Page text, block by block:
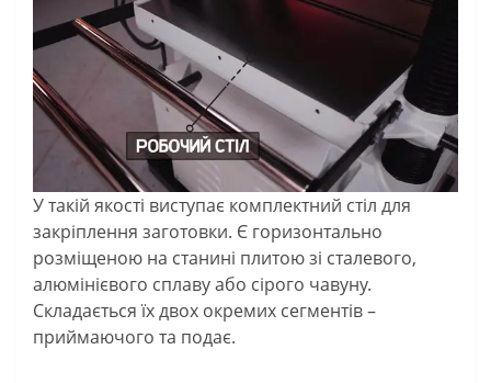
У такій якості виступає комплектний стіл для
закріплення заготовки. Є горизонтально
розміщеною на станині плитою зі сталевого,
алюмінієвого сплаву або сірого чавуну.
Складається їх двох окремих сегментів –
приймаючого та подає.